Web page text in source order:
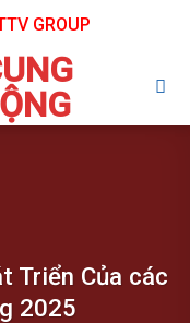
GROUP
Triển Của các
2025